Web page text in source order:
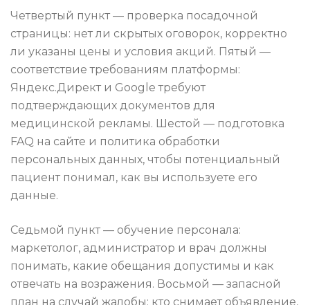
Четвертый пункт — проверка посадочной
страницы: нет ли скрытых оговорок, корректно
ли указаны цены и условия акций. Пятый —
соответствие требованиям платформы:
Яндекс.Директ и Google требуют
подтверждающих документов для
медицинской рекламы. Шестой — подготовка
FAQ на сайте и политика обработки
персональных данных, чтобы потенциальный
пациент понимал, как вы используете его
данные.
Седьмой пункт — обучение персонала:
маркетолог, администратор и врач должны
понимать, какие обещания допустимы и как
отвечать на возражения. Восьмой — запасной
план на случай жалобы: кто снимает объявление,